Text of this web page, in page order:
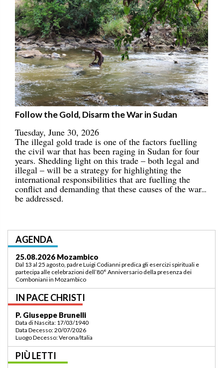
Follow the Gold, Disarm the War in Sudan
Tuesday, June 30, 2026
The illegal gold trade is one of the factors fuelling
the civil war that has been raging in Sudan for four
years. Shedding light on this trade – both legal and
illegal – will be a strategy for highlighting the
international responsibilities that are fuelling the
conflict and demanding that these causes of the war
be addressed.
AGENDA
03.09.2026 Lomé/Togo
Padre Luigi Codianni e padre Elias Sindjalim partecipano dal 26 agosto al 3
settembre all’incontro della commissione ASCAF sulla riorganizzazione
della regione a Lomé/Togo
IN PACE CHRISTI
P. Bruno Bordonali
Data di Nascita: 01/07/1942
Data Decesso: 13/07/2026
Luogo Decesso: Verona /Italia
PIÙ LETTI